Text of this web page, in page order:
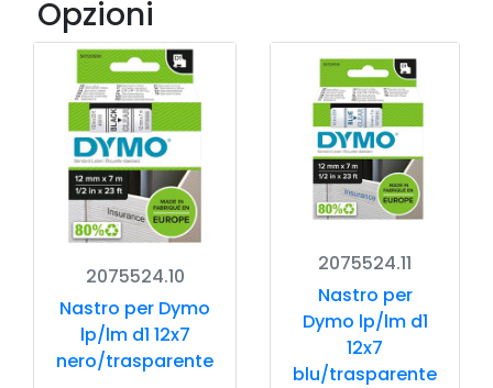
Opzioni
2075524.10
Nastro per Dymo
lp/lm d1 12x7
nero/trasparente
2075524.11
Nastro per
Dymo lp/lm d1
12x7
blu/trasparente